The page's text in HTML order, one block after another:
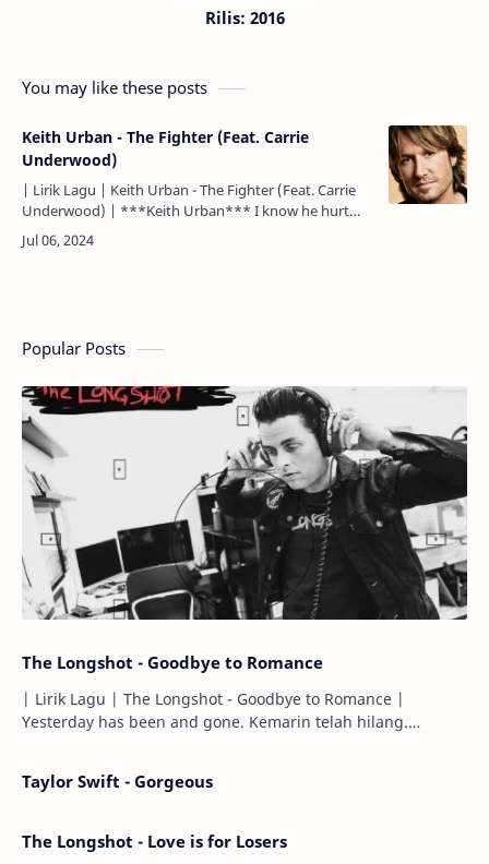
Rilis: 2016
You may like these posts
Keith Urban - The Fighter (Feat. Carrie
Underwood)
| Lirik Lagu | Keith Urban - The Fighter (Feat. Carrie
Underwood) | ***Keith Urban*** I know he hurt
you, Aku tau dia menyakitimu, Made you scared of
love, too …
Popular Posts
The Longshot - Goodbye to Romance
| Lirik Lagu | The Longshot - Goodbye to Romance |
Yesterday has been and gone. Kemarin telah hilang.
Taylor Swift - Gorgeous
The Longshot - Love is for Losers